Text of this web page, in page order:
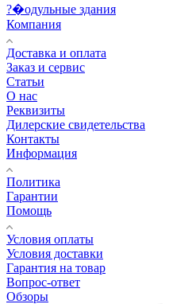
?�одульные здания
Компания
Доставка и оплата
Заказ и сервис
Статьи
О нас
Реквизиты
Дилерские свидетельства
Контакты
Информация
Политика
Гарантии
Помощь
Условия оплаты
Условия доставки
Гарантия на товар
Вопрос-ответ
Обзоры